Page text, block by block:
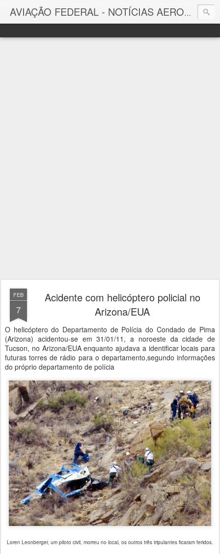
AVIAÇÃO FEDERAL - NOTÍCIAS AERONÁUTICAS & TECNOLOGIAS
Aviação Federal
FEB
7
Acidente com helicóptero policial no
Arizona/EUA
O helicóptero do Departamento de Polícia do Condado de Pima
(Arizona) acidentou-se em 31/01/11, a noroeste da cidade de
Tucson, no Arizona/EUA enquanto ajudava a identificar locais para
futuras torres de rádio para o departamento,segundo informações
do próprio departamento de polícia
Loren Leonberger, um piloto civil, morreu no local, os outros três tripulantes ficaram feridos.